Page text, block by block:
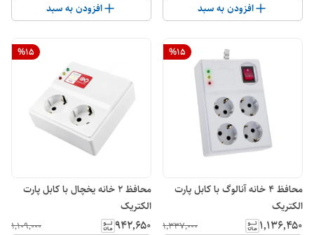
افزودن به سبد افزودن به سبد
%15
محافظ 4 خانه آنالوگ با کابل پارت
الکتریک
۱٬۱۳۶٬۴۵۰ ۱٬۳۳۷٬۰۰۰
%15
محافظ 2 خانه یخچال با کابل پارت
الکتریک
۹۴۲٬۶۵۰ ۱٬۱۰۹٬۰۰۰